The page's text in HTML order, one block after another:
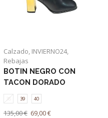
Calzado, INVIERNO24,
Rebajas
BOTIN NEGRO CON
TACON DORADO
38 39 40
135,00€ El
69,00€El